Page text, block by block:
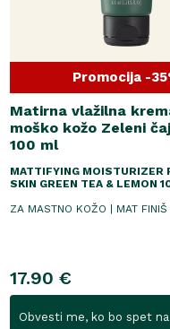
Promocija -
Matirna vlažilna
moško kožo Zeleni
100 ml
MATTIFYING MOISTURIZER
SKIN GREEN TEA & LEMON
ZA MASTNO KOŽO | MAT FINIŠ
17.90 €
Obvesti me, ko bo spet na